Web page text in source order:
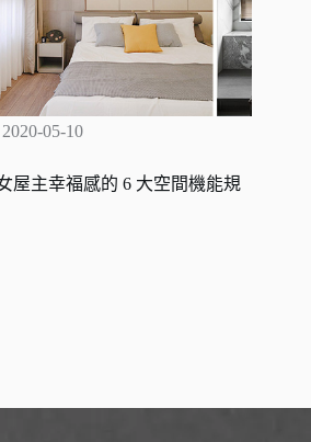
2020-05-10
屋主幸福感的 6 大空間機能規